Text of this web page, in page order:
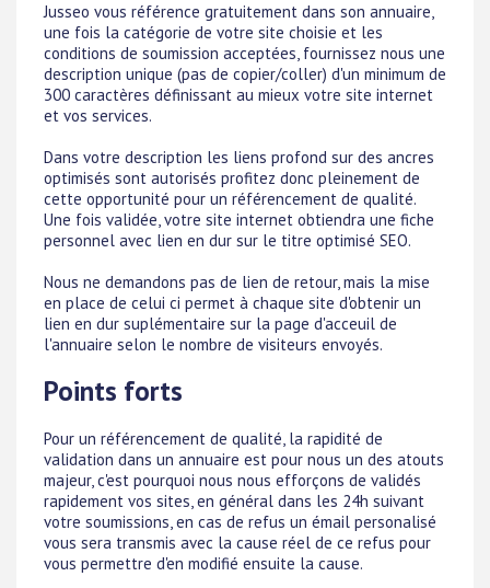
Jusseo vous référence gratuitement dans son annuaire,
une fois la catégorie de votre site choisie et les
conditions de soumission acceptées, fournissez nous une
description unique (pas de copier/coller) d'un minimum de
300 caractères définissant au mieux votre site internet
et vos services.
Dans votre description les liens profond sur des ancres
optimisés sont autorisés profitez donc pleinement de
cette opportunité pour un référencement de qualité.
Une fois validée, votre site internet obtiendra une fiche
personnel avec lien en dur sur le titre optimisé SEO.
Nous ne demandons pas de lien de retour, mais la mise
en place de celui ci permet à chaque site d'obtenir un
lien en dur suplémentaire sur la page d'acceuil de
l'annuaire selon le nombre de visiteurs envoyés.
Points forts
Pour un référencement de qualité, la rapidité de
validation dans un annuaire est pour nous un des atouts
majeur, c'est pourquoi nous nous efforçons de validés
rapidement vos sites, en général dans les 24h suivant
votre soumissions, en cas de refus un émail personalisé
vous sera transmis avec la cause réel de ce refus pour
vous permettre d'en modifié ensuite la cause.